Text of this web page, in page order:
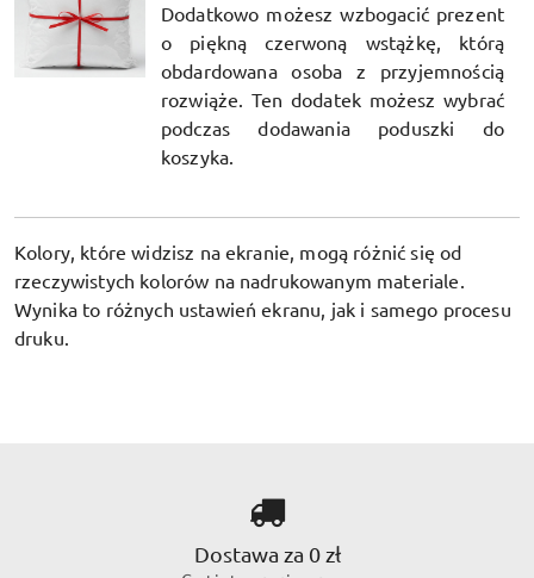
Dodatkowo możesz wzbogacić prezent
o piękną czerwoną wstążkę, którą
obdardowana osoba z przyjemnością
rozwiąże. Ten dodatek możesz wybrać
podczas dodawania poduszki do
koszyka.
Kolory, które widzisz na ekranie, mogą różnić się od
rzeczywistych kolorów na nadrukowanym materiale.
Wynika to różnych ustawień ekranu, jak i samego procesu
druku.
Dostawa za 0 zł